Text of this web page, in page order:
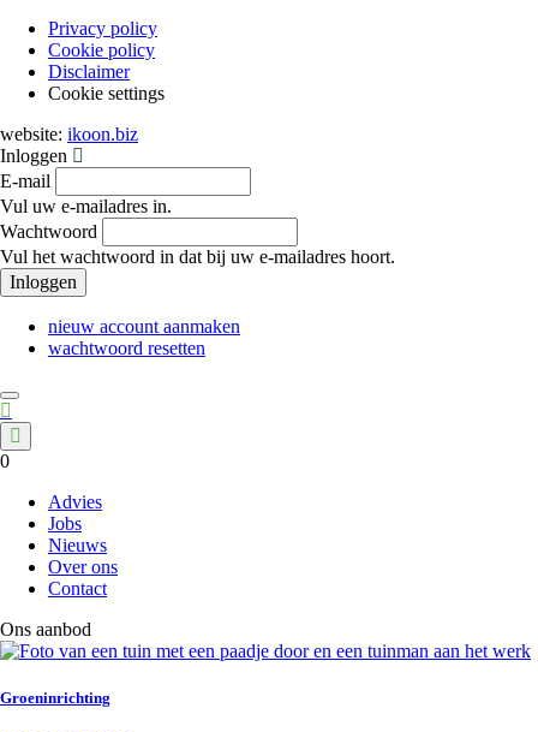
Footer
menu
Privacy policy
Cookie policy
Disclaimer
Cookie settings
website: ikoon.biz
Inloggen
E-mail
Vul uw e-mailadres in.
Wachtwoord
Vul het wachtwoord in dat bij uw e-mailadres hoort.
Inloggen
nieuw account aanmaken
wachtwoord resetten
0
Main
navigation
(off-
canvas)
Advies
Jobs
Nieuws
Over ons
Contact
Ons aanbod
Groeninrichting